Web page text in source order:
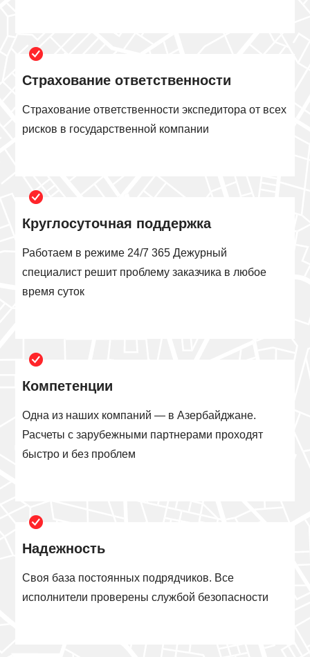
Страхование ответственности
Страхование ответственности экспедитора от всех
рисков в государственной компании
Круглосуточная поддержка
Работаем в режиме 24/7 365 Дежурный
специалист решит проблему заказчика в любое
время суток
Компетенции
Одна из наших компаний — в Азербайджане.
Расчеты с зарубежными партнерами проходят
быстро и без проблем
Надежность
Своя база постоянных подрядчиков. Все
исполнители проверены службой безопасности